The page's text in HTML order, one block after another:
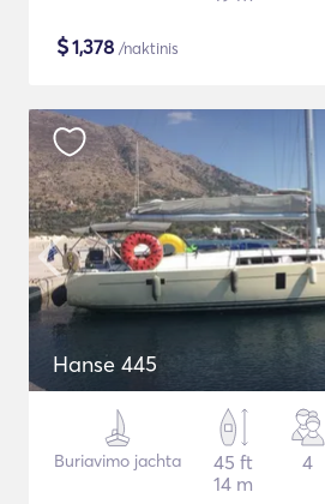
$1,378 /naktinis
Hanse 445
Buriavimo jachta
45 ft
14 m
4